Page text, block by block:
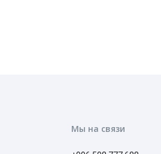
Мы на связи